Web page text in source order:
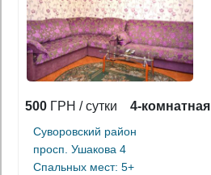
500 ГРН / сутки 4-комнатная
Суворовский район
просп. Ушакова 4
Спальных мест: 5+